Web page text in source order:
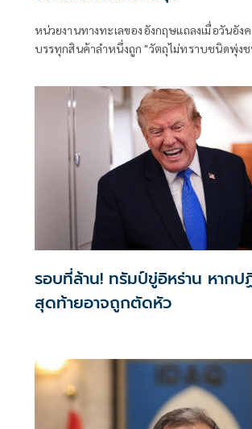
หน่วยงานทางทะเลของอังกฤษแถลงเมื่อวันอังค
บรรทุกสินค้าลำหนึ่งถูก "วัตถุไม่ทราบชนิดพุ่งช
รอบที่ล้าน! ทรัมป์ขู่อิหร่าน หากป
สุดท้ายอาจถูกตัดหัว